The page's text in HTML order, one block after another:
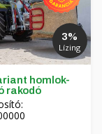
3%
Lízing
homlok-
rakodó